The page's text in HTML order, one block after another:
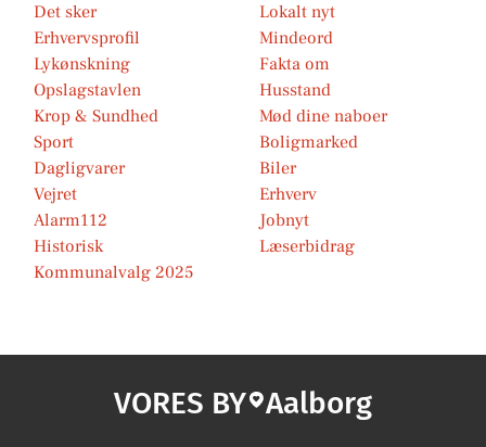
Det sker
Lokalt nyt
Erhvervsprofil
Mindeord
Lykønskning
Fakta om
Opslagstavlen
Husstand
Krop & Sundhed
Mød dine naboer
Sport
Boligmarked
Dagligvarer
Biler
Vejret
Erhverv
Alarm112
Jobnyt
Historisk
Læserbidrag
Kommunalvalg 2025
VORES BY Aalborg